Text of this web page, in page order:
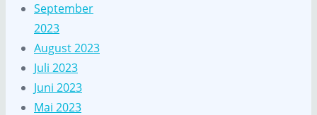
September
2023
August 2023
Juli 2023
Juni 2023
Mai 2023